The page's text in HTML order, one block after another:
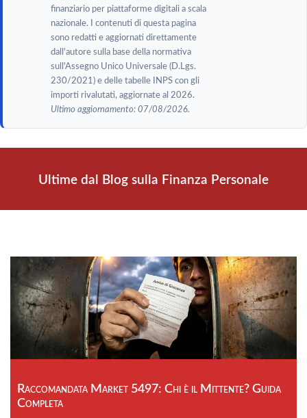
finanziario per piattaforme digitali a scala
nazionale. I contenuti di questa pagina
sono redatti e aggiornati direttamente
dall'autore sulla base della normativa
sull'Assegno Unico Universale (D.Lgs.
230/2021) e delle tabelle INPS con gli
importi rivalutati, aggiornate al 2026.
Ultimo aggiornamento: 07/08/2026.
Ultime dal Blog sulla Finanza Personale
Raccomandata Market 5497: Chi è il Mittente? Guida
Completa